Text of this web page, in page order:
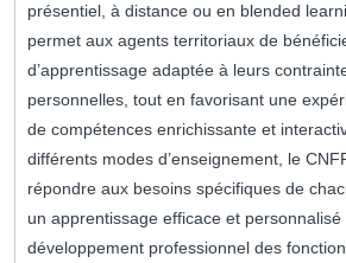
présentiel, à distance ou en blended
permet aux agents territoriaux de
d’apprentissage adaptée à leurs
personnelles, tout en favorisant une
de compétences enrichissante et
différents modes d’enseignement, le
répondre aux besoins spécifiques de
un apprentissage efficace et personnalisé
développement professionnel des